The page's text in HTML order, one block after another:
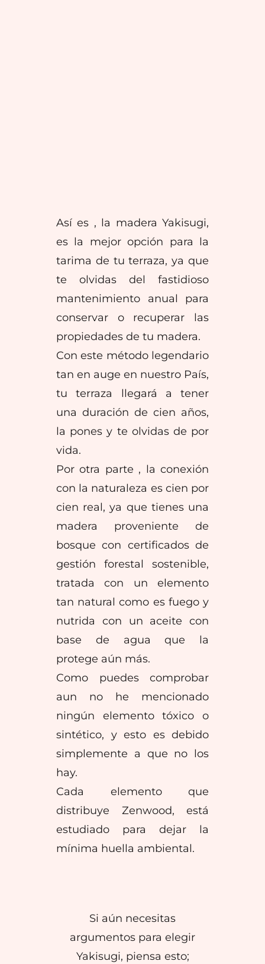
Así es , la madera Yakisugi,
es la mejor opción para la
tarima de tu terraza, ya que
te olvidas del fastidioso
mantenimiento anual para
conservar o recuperar las
propiedades de tu madera.
Con este método legendario
tan en auge en nuestro País,
tu terraza llegará a tener
una duración de cien años,
la pones y te olvidas de por
vida.
Por otra parte , la conexión
con la naturaleza es cien por
cien real, ya que tienes una
madera proveniente de
bosque con certificados de
gestión forestal sostenible,
tratada con un elemento
tan natural como es fuego y
nutrida con un aceite con
base de agua que la
protege aún más.
Como puedes comprobar
aun no he mencionado
ningún elemento tóxico o
sintético, y esto es debido
simplemente a que no los
hay.
Cada elemento que
distribuye Zenwood, está
estudiado para dejar la
mínima huella ambiental.
Si aún necesitas
argumentos para elegir
Yakisugi, piensa esto;